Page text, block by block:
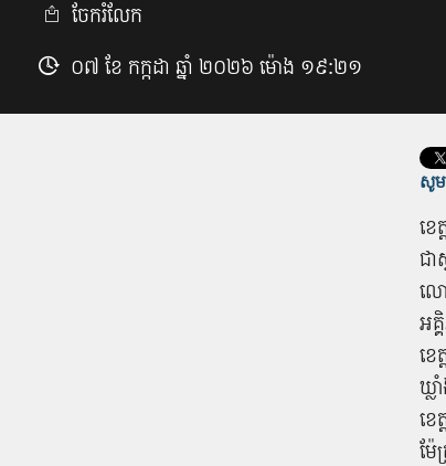
ចែករំលែក
០៧ ខែ កក្កដា ឆ្នាំ ២០២៦ ម៉ោង ១៩:២១
សូម
ខេ
ជា​
លោ
អគ្
ខេ
ឃ្ល
ខេ
ម៉ែ